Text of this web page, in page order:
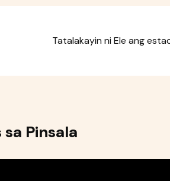
Tatalakayin ni Ele ang
Pinsala